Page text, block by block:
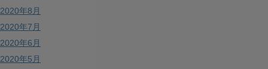
2020年8月
2020年7月
2020年6月
2020年5月